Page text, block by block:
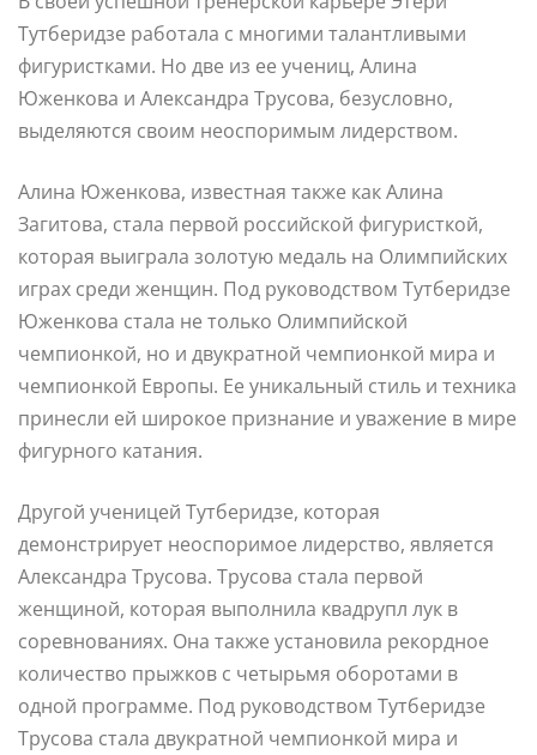
Тутберидзе работала с многими талантливыми
фигуристками. Но две из ее учениц, Алина
Юженкова и Александра Трусова, безусловно,
выделяются своим неоспоримым лидерством.
Алина Юженкова, известная также как Алина
Загитова, стала первой российской фигуристкой,
которая выиграла золотую медаль на Олимпийских
играх среди женщин. Под руководством Тутберидзе
Юженкова стала не только Олимпийской
чемпионкой, но и двукратной чемпионкой мира и
чемпионкой Европы. Ее уникальный стиль и техника
принесли ей широкое признание и уважение в мире
фигурного катания.
Другой ученицей Тутберидзе, которая
демонстрирует неоспоримое лидерство, является
Александра Трусова. Трусова стала первой
женщиной, которая выполнила квадрупл лук в
соревнованиях. Она также установила рекордное
количество прыжков с четырьмя оборотами в
одной программе. Под руководством Тутберидзе
Трусова стала двукратной чемпионкой мира и